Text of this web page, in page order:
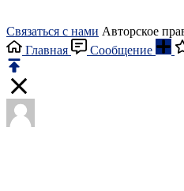
Связаться с нами Авторское
Главная
Сообщение